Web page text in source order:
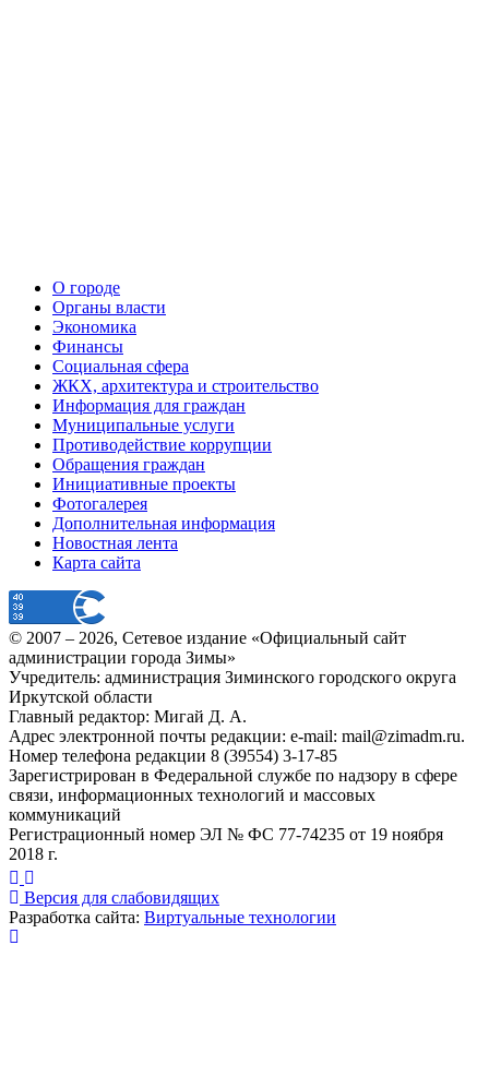
О городе
Органы власти
Экономика
Финансы
Социальная сфера
ЖКХ, архитектура и строительство
Информация для граждан
Муниципальные услуги
Противодействие коррупции
Обращения граждан
Инициативные проекты
Фотогалерея
Дополнительная информация
Новостная лента
Карта сайта
© 2007 – 2026, Сетевое издание «Официальный сайт
администрации города Зимы»
Учредитель: администрация Зиминского городского округа
Иркутской области
Главный редактор: Мигай Д. А.
Адрес электронной почты редакции: e-mail: mail@zimadm.ru.
Номер телефона редакции 8 (39554) 3-17-85
Зарегистрирован в Федеральной службе по надзору в сфере
связи, информационных технологий и массовых
коммуникаций
Регистрационный номер ЭЛ № ФС 77-74235 от 19 ноября
2018 г.
Версия для слабовидящих
Разработка сайта: Виртуальные технологии